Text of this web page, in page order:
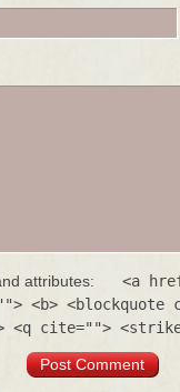
attributes:
<a
<b> <blockquote
<q cite="">